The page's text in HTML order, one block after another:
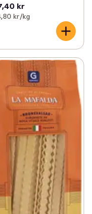
kr
kr /kg